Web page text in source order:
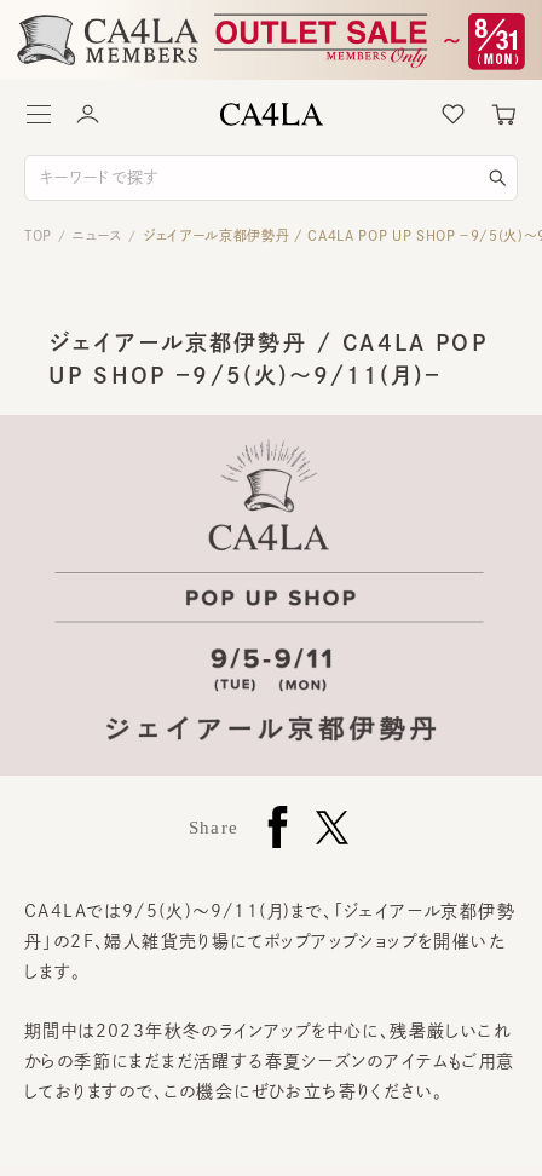
TOP / ニュース / ジェイアール京都伊勢丹 / CA4LA POP UP SHOP －9/5(火)
ジェイアール京都伊勢丹 / CA4LA POP
UP SHOP －9/5(火)～9/11(月)－
Share
CA4LAでは9/5(火)～9/11(月)まで、「 ジェイアール京都伊勢
丹」の2F、婦人雑貨 売り場にてポップアップショップを開催いた
します。
期間中は2023年秋冬のラインアップを中心に、残暑厳しいこれ
からの季節にまだまだ活躍する春夏シーズンのアイテムもご用意
しておりますので、この機会にぜひお立ち寄りください。